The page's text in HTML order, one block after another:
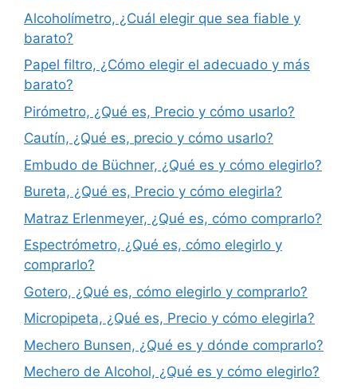
Alcoholímetro, ¿Cuál elegir que sea fiable y
barato?
Papel filtro, ¿Cómo elegir el adecuado y más
barato?
Pirómetro, ¿Qué es, Precio y cómo usarlo?
Cautín, ¿Qué es, precio y cómo usarlo?
Embudo de Büchner, ¿Qué es y cómo elegirlo?
Bureta, ¿Qué es, Precio y cómo elegirla?
Matraz Erlenmeyer, ¿Qué es, cómo comprarlo?
Espectrómetro, ¿Qué es, cómo elegirlo y
comprarlo?
Gotero, ¿Qué es, cómo elegirlo y comprarlo?
Micropipeta, ¿Qué es, Precio y cómo elegirla?
Mechero Bunsen, ¿Qué es y dónde comprarlo?
Mechero de Alcohol, ¿Qué es y cómo elegirlo?